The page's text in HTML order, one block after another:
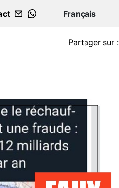
WHATSAPP
Partager sur :